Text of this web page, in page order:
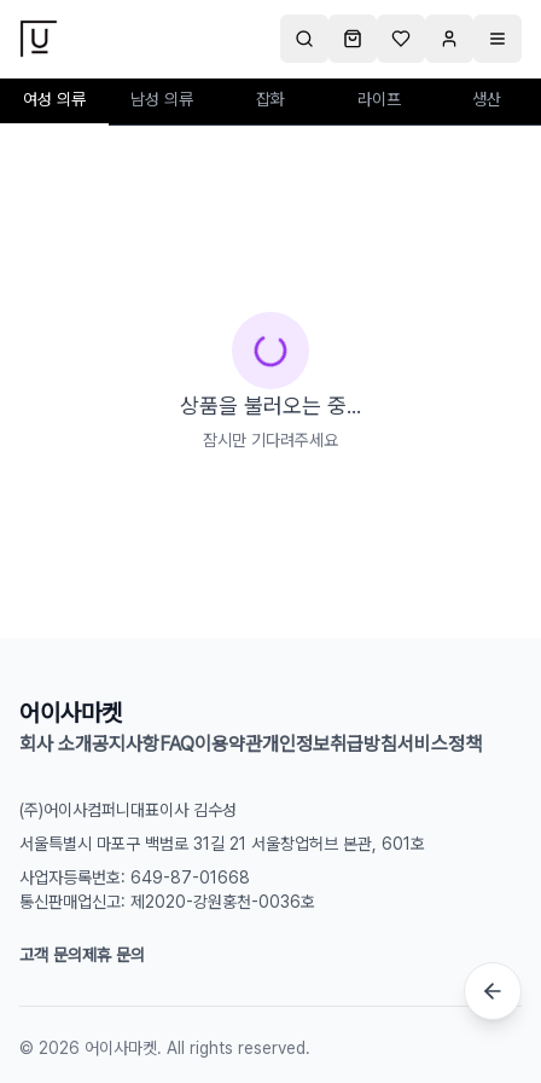
여성 의류 남성 의류 잡화 라이프 생산
상품을 불러오는 중...
잠시만 기다려주세요
어이사마켓
회사 소개공지사항FAQ이용약관개인정보취급방침서비스정책
(주)어이사컴퍼니 대표이사 김수성
서울특별시 마포구 백범로 31길 21 서울창업허브 본관, 601호
사업자등록번호: 649-87-01668
통신판매업신고: 제2020-강원홍천-0036호
고객 문의제휴 문의
© 2026 어이사마켓. All rights reserved.